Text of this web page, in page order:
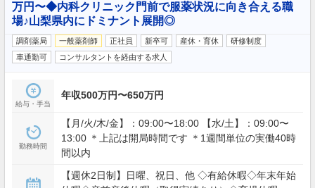
万円〜◆内科クリニック門前で服薬状況に向き合える職
場♪山梨県内にドミナント展開◎
調剤薬局 一般薬剤師 正社員 新卒可 産休・育休
研修制度
車通勤可
コンサルタントを経由する求人
給与・手当
年収500万円〜650万円
勤務時間
【月/火/木/金】：09:00〜18:00 【水/土】：09:00〜
13:00 ＊上記は開局時間です ＊1週間単位の実働40時
間以内
【週休2日制】日曜、祝日、他 ◇有給休暇◇年末年始